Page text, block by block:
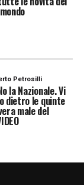
Petrosilli
la Nazionale. Vi
dietro le quinte
male del